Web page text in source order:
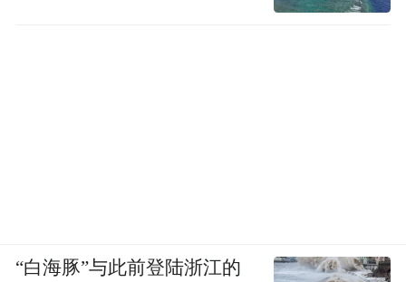
“白海豚”与此前登陆浙江的